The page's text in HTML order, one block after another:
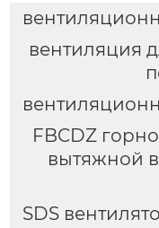
вентиляция
FBCDZ
вытяжной
SDS